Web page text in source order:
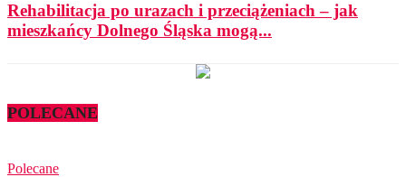
Rehabilitacja po urazach i przeciążeniach – jak
mieszkańcy Dolnego Śląska mogą...
POLECANE
Polecane